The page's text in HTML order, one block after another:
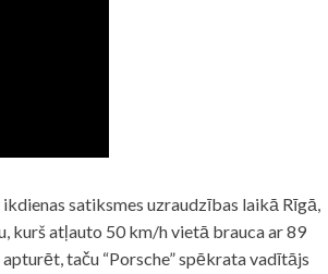
satiksmes uzraudzības laikā Rīgā,
kurš atļauto 50 km/h vietā brauca ar 89
taču “Porsche” spēkrata vadītājs